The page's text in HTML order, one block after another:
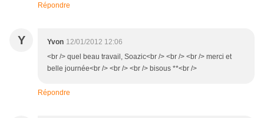
Répondre
Y Yvon 12/01/2012 12:06
<br /> quel beau travail, Soazic<br /> <br /> <br /> merci et
belle journée<br /> <br /> <br /> bisous **<br />
Répondre